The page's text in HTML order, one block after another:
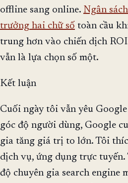
offline sang online. Ngân
trưởng hai chữ số toàn cầu
trung hơn vào chiến dịch
vẫn là lựa chọn số một.
Kết luận
Cuối ngày tôi vẫn yêu
góc độ người dùng, Google
gia tăng giá trị to lớn. Tôi
dịch vụ, ứng dụng trực
độ chuyên gia search engine